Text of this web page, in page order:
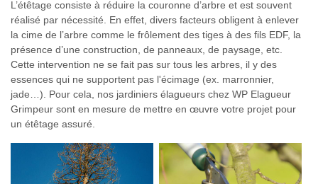
L’étêtage consiste à réduire la couronne d’arbre et est souvent
réalisé par nécessité. En effet, divers facteurs obligent à enlever
la cime de l’arbre comme le frôlement des tiges à des fils EDF, la
présence d’une construction, de panneaux, de paysage, etc.
Cette intervention ne se fait pas sur tous les arbres, il y des
essences qui ne supportent pas l'écimage (ex. marronnier,
jade…). Pour cela, nos jardiniers élagueurs chez WP Elagueur
Grimpeur sont en mesure de mettre en œuvre votre projet pour
un étêtage assuré.